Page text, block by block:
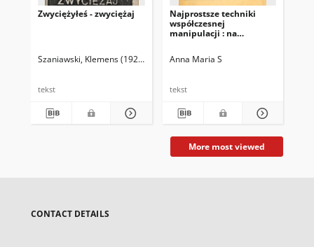
Zwyciężyłeś - zwyciężaj
Szaniawski, Klemens (1925-1990). Przedm.
tekst
Najprostsze techniki
współczesnej
manipulacji : na
Anna Maria S
tekst
More most viewed
CONTACT DETAILS